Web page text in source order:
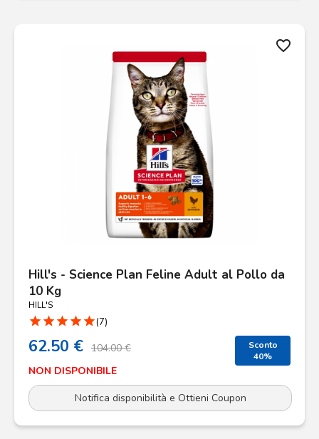
favorite_border
Hill's - Science Plan Feline Adult al Pollo da
10 Kg
HILL'S
star star star star star(7)
62.50 € 104.00 €
Sconto
40%
NON DISPONIBILE
Notifica disponibilità e Ottieni Coupon